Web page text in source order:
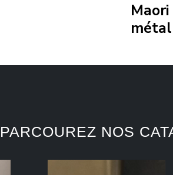
PARCOUREZ NOS